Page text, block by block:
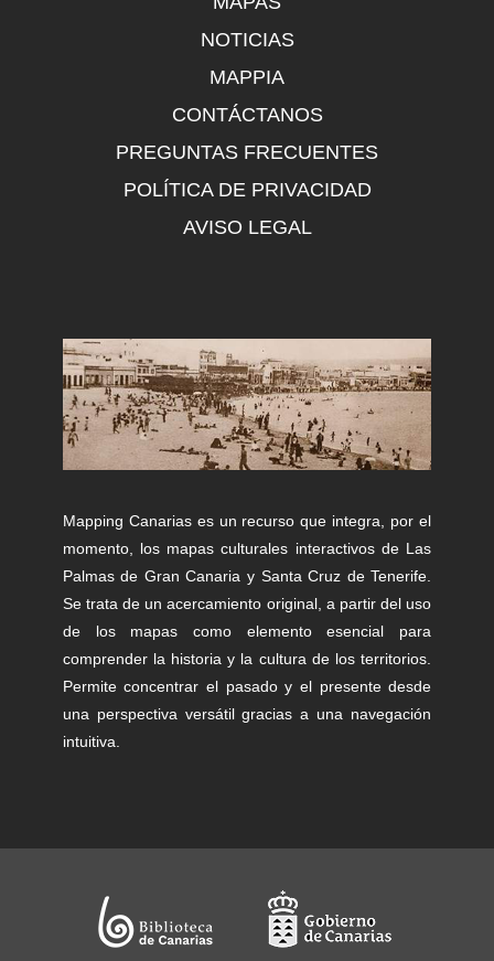
NOTICIAS
MAPPIA
CONTÁCTANOS
PREGUNTAS FRECUENTES
POLÍTICA DE PRIVACIDAD
AVISO LEGAL
Mapping Canarias es un recurso que integra, por el
momento, los mapas culturales interactivos de Las
Palmas de Gran Canaria y Santa Cruz de Tenerife.
Se trata de un acercamiento original, a partir del uso
de los mapas como elemento esencial para
comprender la historia y la cultura de los territorios.
Permite concentrar el pasado y el presente desde
una perspectiva versátil gracias a una navegación
intuitiva.